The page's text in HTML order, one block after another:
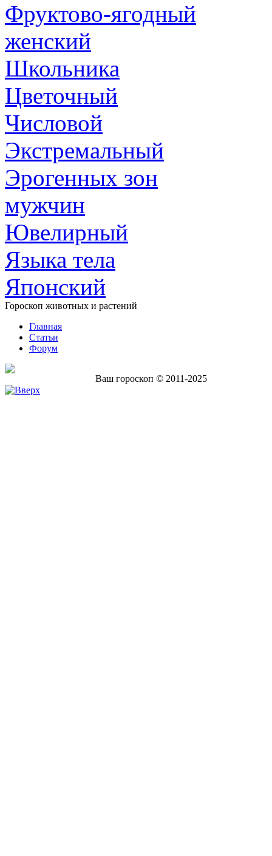
Фруктово-ягодный
женский
Школьника
Цветочный
Числовой
Экстремальный
Эрогенных зон
мужчин
Ювелирный
Языка тела
Японский
Гороскоп животных и растений
Главная
Статьи
Форум
Ваш гороскоп © 2011-2025